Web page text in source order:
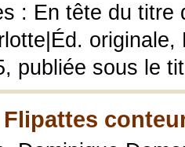
: En tête du titre
originale,
publiée sous le
Flipattes